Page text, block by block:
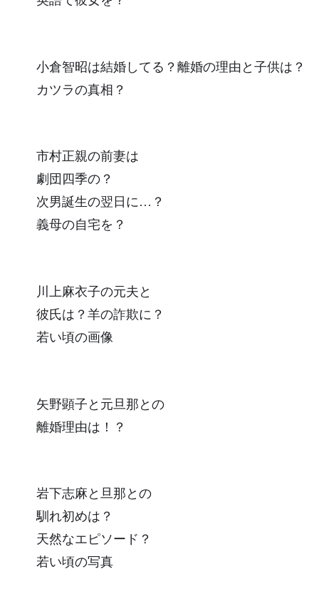
小倉智昭は結婚してる？離婚の理由と子供は？
カツラの真相？
市村正親の前妻は
劇団四季の？
次男誕生の翌日に…？
義母の自宅を？
川上麻衣子の元夫と
彼氏は？羊の詐欺に？
若い頃の画像
矢野顕子と元旦那との
離婚理由は！？
岩下志麻と旦那との
馴れ初めは？
天然なエピソード？
若い頃の写真